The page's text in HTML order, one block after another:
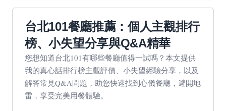
台北101餐廳推薦：個人主觀排行
榜、小失望分享與Q&A精華
您想知道台北101有哪些餐廳值得一試嗎？本文提供
我的真心話排行榜主觀評價、小失望經驗分享，以及
解答常見Q&A問題，助您快速找到心儀餐廳，避開地
雷，享受完美用餐體驗。